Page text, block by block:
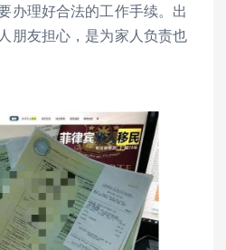
办理好合法的工作手续。出
朋友担心，是为家人负责也